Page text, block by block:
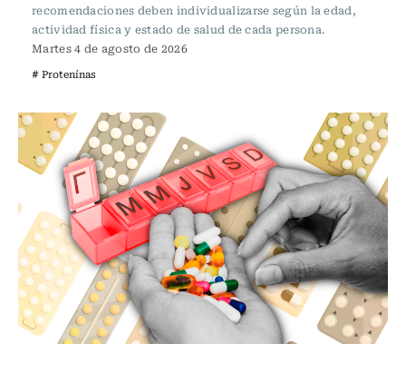
recomendaciones deben individualizarse según la edad,
actividad física y estado de salud de cada persona.
Martes 4 de agosto de 2026
# Protenínas